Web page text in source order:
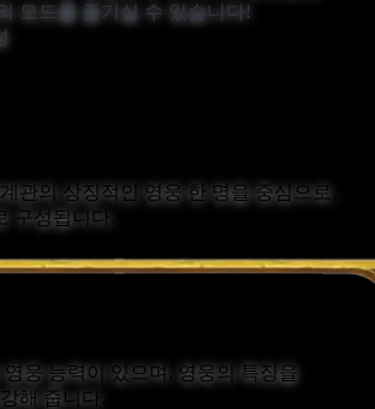
모드를 즐기실 수 있습니다!
관의 상징적인 영웅 한 명을 중심으로,
구성됩니다.
영웅 능력이 있으며, 영웅의 특징을
해 줍니다.